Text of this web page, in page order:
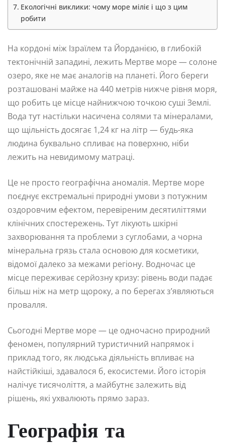
Екологічні виклики: чому море міліє і що з цим
робити
На кордоні між Ізраїлем та Йорданією, в глибокій
тектонічній западині, лежить Мертве море — солоне
озеро, яке не має аналогів на планеті. Його береги
розташовані майже на 440 метрів нижче рівня моря,
що робить це місце найнижчою точкою суші Землі.
Вода тут настільки насичена солями та мінералами,
що щільність досягає 1,24 кг на літр — будь-яка
людина буквально спливає на поверхню, ніби
лежить на невидимому матраці.
Це не просто географічна аномалія. Мертве море
поєднує екстремальні природні умови з потужним
оздоровчим ефектом, перевіреним десятиліттями
клінічних спостережень. Тут лікують шкірні
захворювання та проблеми з суглобами, а чорна
мінеральна грязь стала основою для косметики,
відомої далеко за межами регіону. Водночас це
місце переживає серйозну кризу: рівень води падає
більш ніж на метр щороку, а по берегах з’являються
провалля.
Сьогодні Мертве море — це одночасно природний
феномен, популярний туристичний напрямок і
приклад того, як людська діяльність впливає на
найстійкіші, здавалося б, екосистеми. Його історія
налічує тисячоліття, а майбутнє залежить від
рішень, які ухвалюють прямо зараз.
Географія та